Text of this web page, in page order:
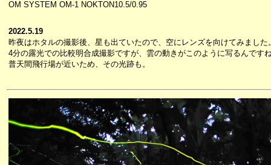
OM SYSTEM OM-1 NOKTON10.5/0.95
2022.5.19
昨夜はホタルの撮影後、星も出ていたので、空にレンズを向けてみました
4分の露光での比較明合成撮影ですが、雲の動きがこのように写るんです
普天間飛行場が近いため、その光跡も。